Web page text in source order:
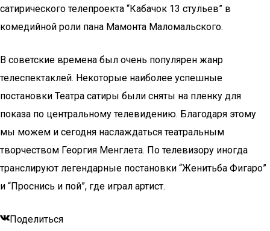
сатирического телепроекта “Кабачок 13 стульев” в
комедийной роли пана Мамонта Маломальского.
В советские времена был очень популярен жанр
телеспектаклей. Некоторые наиболее успешные
постановки Театра сатиры были сняты на пленку для
показа по центральному телевидению. Благодаря этому
мы можем и сегодня наслаждаться театральным
творчеством Георгия Менглета. По телевизору иногда
транслируют легендарные постановки “Женитьба Фигаро”
и “Проснись и пой”, где играл артист.
Поделиться